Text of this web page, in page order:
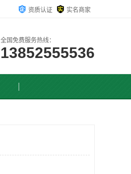
资质认证 实名商家
全国免费服务热线：
13852555536